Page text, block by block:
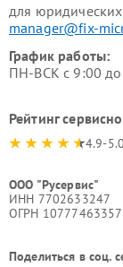
для
manager@fix-
График работы:
ПН-ВСК с 9:00
Рейтинг
4.9-5.0
ООО "Русервис"
ИНН 7702633247
ОГРН
Поделиться в соц.